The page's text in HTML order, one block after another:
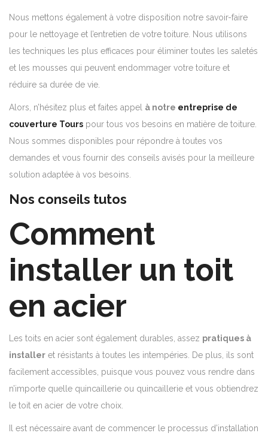
Nous mettons également à votre disposition notre savoir-faire
pour le nettoyage et l’entretien de votre toiture. Nous utilisons
les techniques les plus efficaces pour éliminer toutes les saletés
et les mousses qui peuvent endommager votre toiture et
réduire sa durée de vie.
Alors, n’hésitez plus et faites appel à notre entreprise de
couverture Tours pour tous vos besoins en matière de toiture.
Nous sommes disponibles pour répondre à toutes vos
demandes et vous fournir des conseils avisés pour la meilleure
solution adaptée à vos besoins.
Nos conseils tutos
Comment
installer un toit
en acier
Les toits en acier sont également durables, assez pratiques à
installer et résistants à toutes les intempéries. De plus, ils sont
facilement accessibles, puisque vous pouvez vous rendre dans
n’importe quelle quincaillerie ou quincaillerie et vous obtiendrez
le toit en acier de votre choix.
Il est nécessaire avant de commencer le processus d’installation